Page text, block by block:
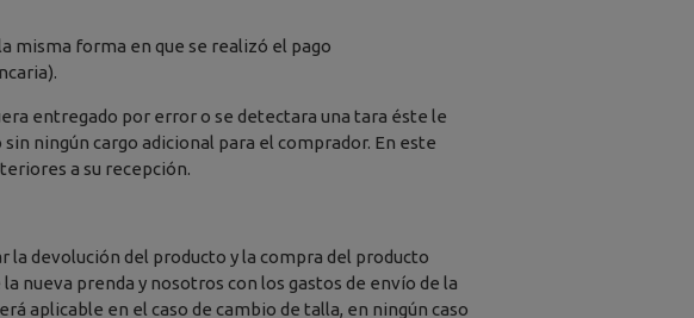
misma forma en que se realizó el pago
entregado por error o se detectara una tara éste le
ningún cargo adicional para el comprador. En este
a su recepción.
la devolución del producto y la compra del producto
nueva prenda y nosotros con los gastos de envío de la
aplicable en el caso de cambio de talla, en ningún caso